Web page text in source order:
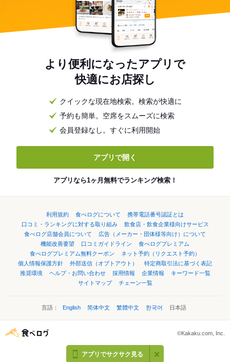
アプリでサクサク見る
より便利になったアプリで
快適にお店探し
クイックな現在地検索。検索が快適に
予約も簡単。空席をスムーズに検索
会員登録なし。すぐに利用開始
アプリで開く
アプリなら1ヶ月無料でランキング検索！
利用規約 食べログについて
携帯電話番号認証とは
口コミ・ランキングに対する取り組み
飲食店・飲食企業様向けサービス
食べログ店舗会員について
広告（メーカー・団体様等向け）について
機能改善要望
口コミガイドライン
食べログプレミアム
食べログプレミアム無料クーポン
ネット予約（リクエスト予約）
個人情報保護方針
外部送信（オプトアウト）
特定商取引法に基づく表記
推奨環境
ヘルプ・お問い合わせ 採用情報 企業情報
キーワード一覧
サイトマップ
チェーン一覧
言語： English 简体中文 繁體中文 한국어 日本語
©Kakaku.com, Inc.